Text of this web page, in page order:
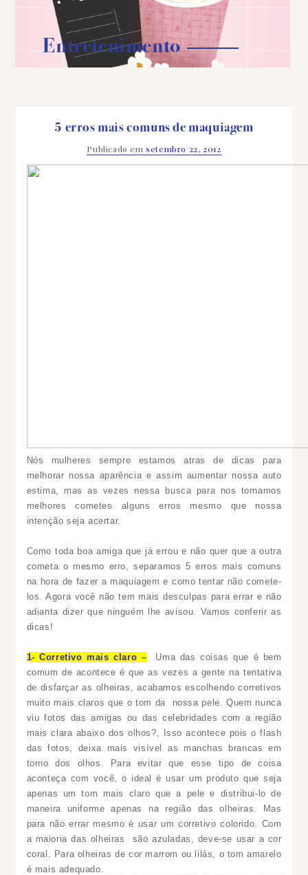
Entretenimento
5 erros mais comuns de maquiagem
Publicado emsetembro 22, 2012
Nós mulheres sempre estamos atras de dicas para
melhorar nossa aparência e assim aumentar nossa auto
estima, mas as vezes nessa busca para nos tornamos
melhores cometes alguns erros mesmo que nossa
intenção seja acertar.
Como toda boa amiga que já errou e não quer que a outra
cometa o mesmo erro, separamos 5 erros mais comuns
na hora de fazer a maquiagem e como tentar não comete-
los. Agora você não tem mais desculpas para errar e não
adianta dizer que ninguém lhe avisou. Vamos conferir as
dicas!
1- Corretivo mais claro – Uma das coisas que é bem
comum de acontece é que as vezes a gente na tentativa
de disfarçar as olheiras, acabamos escolhendo corretivos
muito mais claros que o tom da nossa pele. Quem nunca
viu fotos das amigas ou das celebridades com a região
mais clara abaixo dos olhos?, Isso acontece pois o flash
das fotos, deixa mais visível as manchas brancas em
torno dos olhos. Para evitar que esse tipo de coisa
aconteça com você, o ideal é usar um produto que seja
apenas um tom mais claro que a pele e distribui-lo de
maneira uniforme apenas na região das olheiras. Mas
para não errar mesmo é usar um corretivo colorido. Com
a maioria das olheiras são azuladas, deve-se usar a cor
coral. Para olheiras de cor marrom ou lilás, o tom amarelo
é mais adequado.